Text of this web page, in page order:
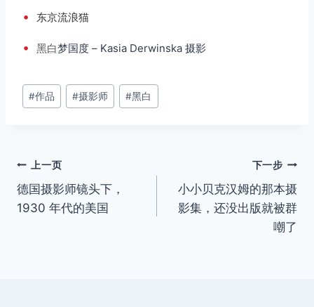
• 东京流浪猫
• 黑白梦国度 – Kasia Derwinska 摄影
文
章
#作品 #摄影师 #黑白
文
章
上一页
德国摄影师镜头下，
1930 年代的美国
下一步
小小贝克汉姆的那本摄
影集，还没出版就被群
嘲了